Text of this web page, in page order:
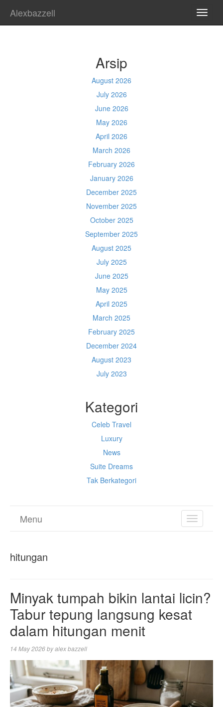
Alexbazzell
Arsip
August 2026
July 2026
June 2026
May 2026
April 2026
March 2026
February 2026
January 2026
December 2025
November 2025
October 2025
September 2025
August 2025
July 2025
June 2025
May 2025
April 2025
March 2025
February 2025
December 2024
August 2023
July 2023
Kategori
Celeb Travel
Luxury
News
Suite Dreams
Tak Berkategori
TOGGLE
Menu
hitungan
Minyak tumpah bikin lantai licin?
Tabur tepung langsung kesat
dalam hitungan menit
14 May 2026byalex bazzell